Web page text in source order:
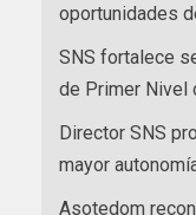
oportunidades
SNS fortalece
de Primer Nivel
Director SNS
mayor
Asotedom